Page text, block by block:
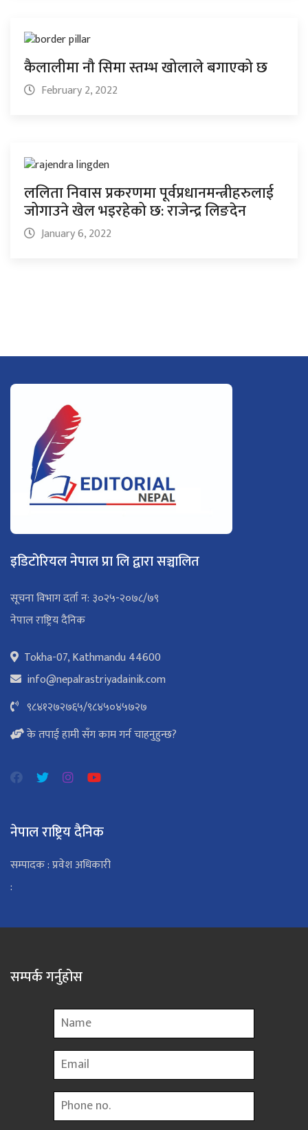
कैलालीमा नौ सिमा स्तम्भ खोलाले बगाएको छ
February 2, 2022
ललिता निवास प्रकरणमा पूर्वप्रधानमन्त्रीहरुलाई
जोगाउने खेल भइरहेको छ: राजेन्द्र लिङदेन
January 6, 2022
इडिटोरियल नेपाल प्रा लि द्वारा सञ्चालित
सूचना विभाग दर्ता न: ३०२५-२०७८/७९
नेपाल राष्ट्रिय दैनिक
Tokha-07, Kathmandu 44600
info@nepalrastriyadainik.com
९८४१२७२७६५/९८४५०४५७२७
के तपाई हामी सँग काम गर्न चाहनुहुन्छ?
नेपाल राष्ट्रिय दैनिक
सम्पादक : प्रवेश अधिकारी
:
सम्पर्क गर्नुहोस
Name
Email
Phone